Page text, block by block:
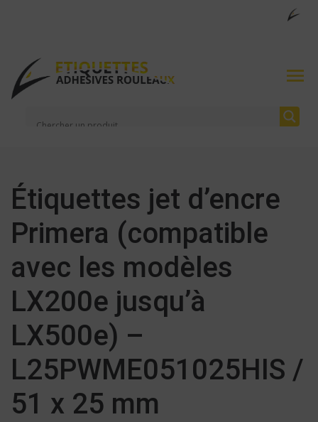
Étiquettes jet d’encre
Primera (compatible
avec les modèles
LX200e jusqu’à
LX500e) –
L25PWME051025HIS /
51 x 25 mm